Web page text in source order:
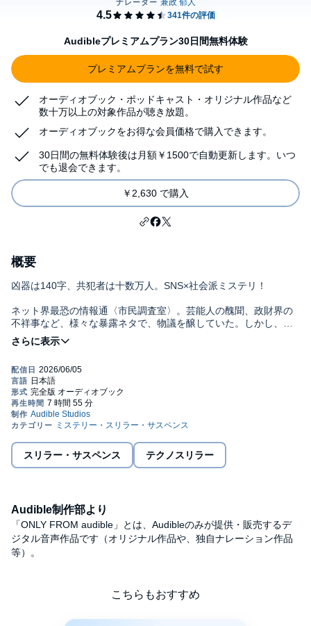
Audibleプレミアムプラン30日間無料体験
プレミアムプランを無料で試す
オーディオブック・ポッドキャスト・オリジナル作品など
数十万以上の対象作品が聴き放題。
オーディオブックをお得な会員価格で購入できます。
30日間の無料体験後は月額￥1500で自動更新します。いつ
でも退会できます。
￥2,630 で購入
概要
凶器は140字、共犯者は十数万人。SNS×社会派ミステリ！
ネット界最恐の情報通〈市民調査室〉。芸能人の醜聞、政財界の
不祥事など、様々な暴露ネタで、物議を醸していた。しかし、ネ
ットの炎上が現実に飛び火して、人命に関わる事態に発展する。
サイバー犯罪対策課の延藤は、執念深く捜査を進め、特定寸前ま
ンス！©中山七里／新潮社 (P)2026 Audible, Inc.
スリラー・サスペンス テクノスリラー
Audible制作部より
「ONLY FROM audible」とは、Audibleのみが提供・販売するデ
ジタル音声作品です（オリジナル作品や、独自ナレーション作品
等）。
こちらもおすすめ